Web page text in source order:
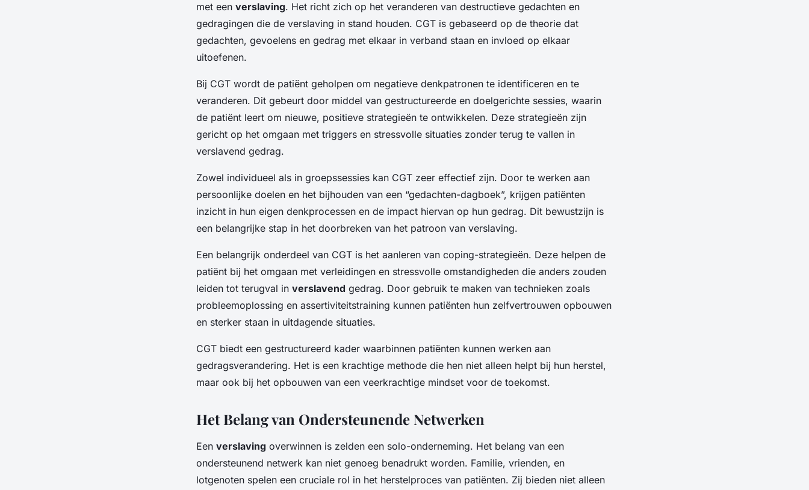
met een verslaving. Het richt zich op het veranderen van destructieve gedachten en
gedragingen die de verslaving in stand houden. CGT is gebaseerd op de theorie dat
gedachten, gevoelens en gedrag met elkaar in verband staan en invloed op elkaar
uitoefenen.
Bij CGT wordt de patiënt geholpen om negatieve denkpatronen te identificeren en te
veranderen. Dit gebeurt door middel van gestructureerde en doelgerichte sessies, waarin
de patiënt leert om nieuwe, positieve strategieën te ontwikkelen. Deze strategieën zijn
gericht op het omgaan met triggers en stressvolle situaties zonder terug te vallen in
verslavend gedrag.
Zowel individueel als in groepssessies kan CGT zeer effectief zijn. Door te werken aan
persoonlijke doelen en het bijhouden van een “gedachten-dagboek”, krijgen patiënten
inzicht in hun eigen denkprocessen en de impact hiervan op hun gedrag. Dit bewustzijn is
een belangrijke stap in het doorbreken van het patroon van verslaving.
Een belangrijk onderdeel van CGT is het aanleren van coping-strategieën. Deze helpen de
patiënt bij het omgaan met verleidingen en stressvolle omstandigheden die anders zouden
leiden tot terugval in verslavend gedrag. Door gebruik te maken van technieken zoals
probleemoplossing en assertiviteitstraining kunnen patiënten hun zelfvertrouwen opbouwen
en sterker staan in uitdagende situaties.
CGT biedt een gestructureerd kader waarbinnen patiënten kunnen werken aan
gedragsverandering. Het is een krachtige methode die hen niet alleen helpt bij hun herstel,
maar ook bij het opbouwen van een veerkrachtige mindset voor de toekomst.
Het Belang van Ondersteunende Netwerken
Een verslaving overwinnen is zelden een solo-onderneming. Het belang van een
ondersteunend netwerk kan niet genoeg benadrukt worden. Familie, vrienden, en
lotgenoten spelen een cruciale rol in het herstelproces van patiënten. Zij bieden niet alleen